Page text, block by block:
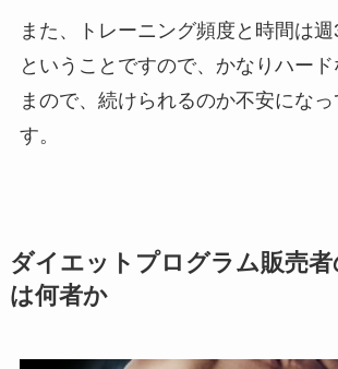
また、トレーニング頻度と時間は
ということですので、かなりハー
まので、続けられるのか不安になっ
す。
ダイエットプログラム販売者
は何者か